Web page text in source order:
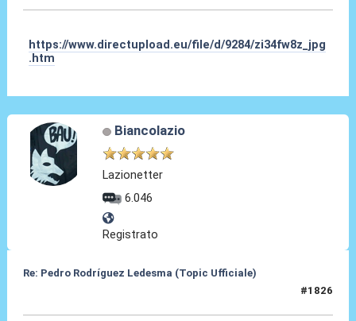
https://www.directupload.eu/file/d/9284/zi34fw8z_jpg
.htm
Biancolazio
Lazionetter
6.046
Registrato
Re: Pedro Rodríguez Ledesma (Topic Ufficiale)
#1826